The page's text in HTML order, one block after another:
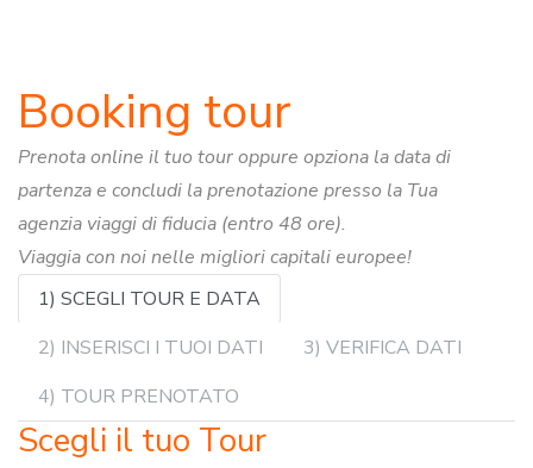
Booking tour
Prenota online il tuo tour oppure opziona la data di
partenza e concludi la prenotazione presso la Tua
agenzia viaggi di fiducia (entro 48 ore).
Viaggia con noi nelle migliori capitali europee!
1) SCEGLI TOUR E DATA
2) INSERISCI I TUOI DATI
3) VERIFICA DATI
4) TOUR PRENOTATO
Scegli il tuo Tour